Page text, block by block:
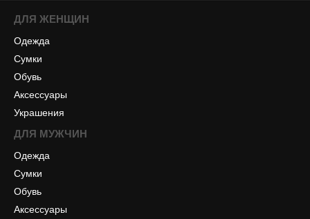
ДЛЯ ЖЕНЩИН
Одежда
Сумки
Обувь
Аксессуары
Украшения
ДЛЯ МУЖЧИН
Одежда
Сумки
Обувь
Аксессуары